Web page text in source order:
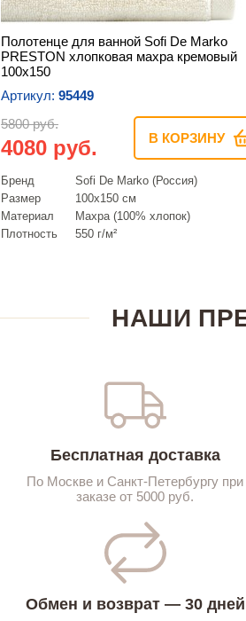
Полотенце для ванной Sofi De Marko
PRESTON хлопковая махра кремовый
100х150
Артикул: 95449
5800 руб.
4080 руб. В КОРЗИНУ
Бренд
Sofi De Marko (Россия)
Размер
100х150 см
Материал
Махра (100% хлопок)
Плотность
550 г/м²
НАШИ
Бесплатная доставка
По Москве и Санкт-Петербургу при
заказе от 5000 руб.
Обмен и возврат — 30 дней